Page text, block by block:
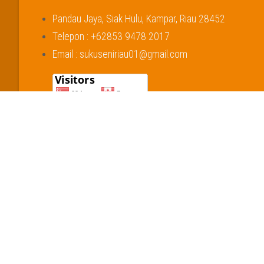
Pandau Jaya, Siak Hulu, Kampar, Riau 28452
Telepon : +62853 9478 2017
Email : sukuseniriau01@gmail.com